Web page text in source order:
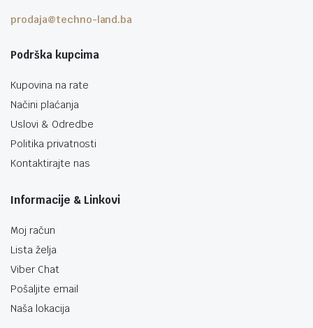
prodaja@techno-land.ba
Podrška kupcima
Kupovina na rate
Načini plaćanja
Uslovi & Odredbe
Politika privatnosti
Kontaktirajte nas
Informacije & Linkovi
Moj račun
Lista želja
Viber Chat
Pošaljite email
Naša lokacija